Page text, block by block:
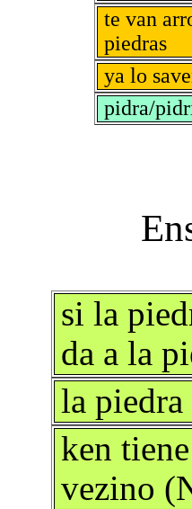
te van
piedras
ya lo
pidra/
si la
da a la
la
ken
vezino